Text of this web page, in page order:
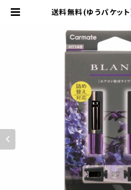
送料無料(ゆうパケッ
アムホワイトムスク【
産業株式会社（